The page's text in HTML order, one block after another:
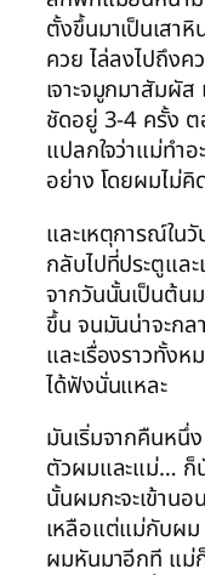
ตั้งขึ้นมาเป็นเสา
ควย ไล่ลงไปถึงค
เจาะจมูกมาสัมผั
ชัดอยู่ 3-4 ครั้ง
แปลกใจว่าแม่ทำ
อย่าง โดยผมไม่คิ
และเหตุการณ์ใน
กลับไปที่ประตูแล
จากวันนั้นเป็นต้น
ขึ้น จนมันน่าจะกล
และเรื่องราวทั้งห
ได้ฟังนั่นแหละ
มันเริ่มจากคืนหนึ่
ตัวผมและแม่… ก็
นั้นผมกะจะเข้าน
เหลือแต่แม่กับผม
ผมหันมาอีกที แม่